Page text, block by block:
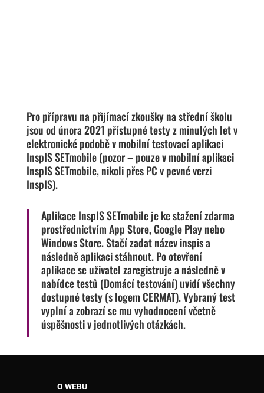
Pro přípravu na přijímací zkoušky na střední školu
jsou od února 2021 přístupné testy z minulých let v
elektronické podobě v mobilní testovací aplikaci
InspIS SETmobile (pozor – pouze v mobilní aplikaci
InspIS SETmobile, nikoli přes PC v pevné verzi
InspIS).
Aplikace InspIS SETmobile je ke stažení zdarma
prostřednictvím App Store,Google Playnebo
Windows Store. Stačí zadat název inspis a
následně aplikaci stáhnout. Po otevření
aplikace se uživatel zaregistruje a následně v
nabídce testů (Domácí testování) uvidí všechny
dostupné testy (s logem CERMAT). Vybraný test
vyplní a zobrazí se mu vyhodnocení včetně
úspěšnosti v jednotlivých otázkách.
O WEBU